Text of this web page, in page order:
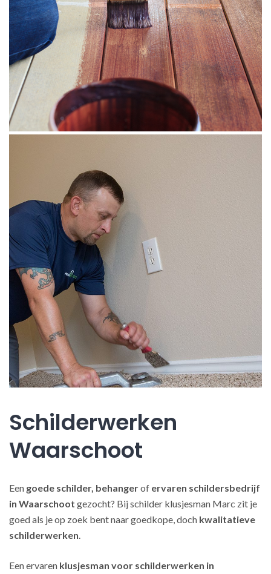
Schilderwerken
Waarschoot
Een goede schilder, behangerof ervaren schildersbedrijf
in Waarschoot gezocht? Bij schilder klusjesman Marc zit je
goed als je op zoek bent naar goedkope, doch kwalitatieve
schilderwerken.
Een ervaren klusjesman voor schilderwerken in